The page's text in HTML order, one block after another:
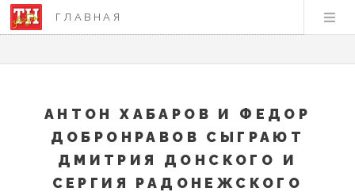
ГЛАВНАЯ
АНТОН ХАБАРОВ И ФЕДОР
ДОБРОНРАВОВ СЫГРАЮТ
ДМИТРИЯ ДОНСКОГО И
СЕРГИЯ РАДОНЕЖСКОГО